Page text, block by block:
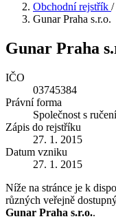
Obchodní rejstřík /
Gunar Praha s.r.o.
Gunar Praha
IČO
03745384
Právní forma
Společnost s
Zápis do rejstříku
27. 1. 2015
Datum vzniku
27. 1. 2015
Níže na stránce je k
různých veřejně
Gunar Praha s.r.o..